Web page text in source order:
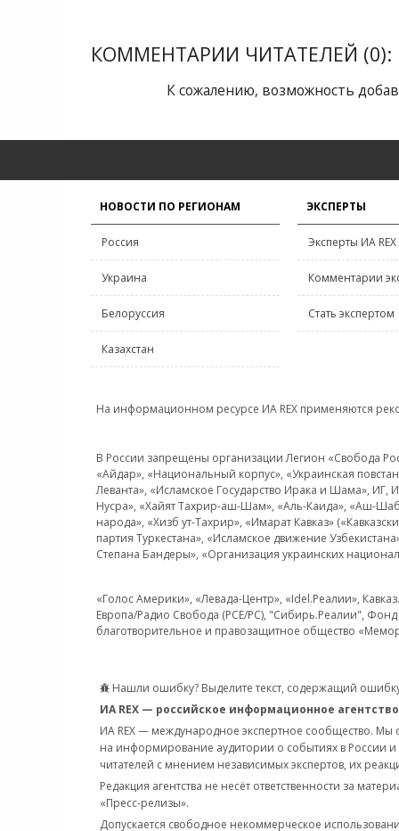
КОММЕНТАРИИ ЧИТАТЕЛЕЙ (0):
К сожалению, возможность
НОВОСТИ ПО РЕГИОНАМ
Россия
Украина
Белоруссия
Казахстан
ЭКСПЕРТЫ
Эксперты ИА REX
Комментарии
Стать экспертом
На информационном ресурсе ИА REX применяются
В России запрещены организации Легион «Свобода
«Айдар», «Национальный корпус», «Украинская
Леванта», «Исламское Государство Ирака и Шама»,
Нусра», «Хайят Тахрир-аш-Шам», «Аль-Каида», «Аш-
народа», «Хизб ут-Тахрир», «Имарат Кавказ»
партия Туркестана», «Исламское движение
Степана Бандеры», «Организация украинских
«Голос Америки», «Левада-Центр», «Idel.Реалии»,
Европа/Радио Свобода (PCE/PC), "Сибирь.Реалии",
благотворительное и правозащитное общество
Нашли ошибку? Выделите текст, содержащий
ИА REX — российское информационное агентство
ИА REX — международное экспертное сообщество.
на информирование аудитории о событиях в России
читателей с мнением независимых экспертов, их
Редакция агентства не несёт ответственности за
«Пресс-релизы».
Допускается свободное некоммерческое